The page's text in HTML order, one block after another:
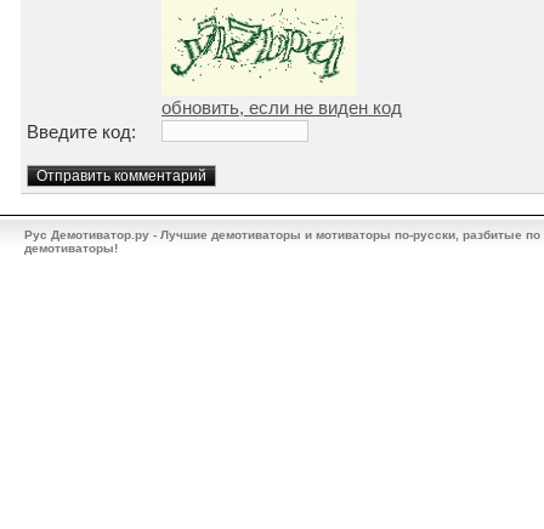
обновить, если не виден код
Введите код:
Рус Демотиватор.ру - Лучшие демотиваторы и мотиваторы по-русски, разбитые
демотиваторы!